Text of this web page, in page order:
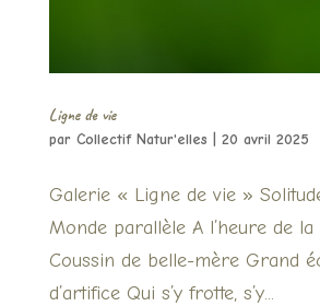
Ligne de vie
par Collectif Natur'elles 20 avril 2025
Galerie « Ligne de vie »
Monde parallèle A l’heure de
Coussin de belle-mère Grand
d’artifice Qui s’y frotte, s’y...